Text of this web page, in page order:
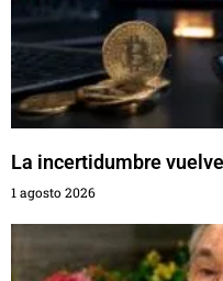
La incertidumbre
1 agosto 2026